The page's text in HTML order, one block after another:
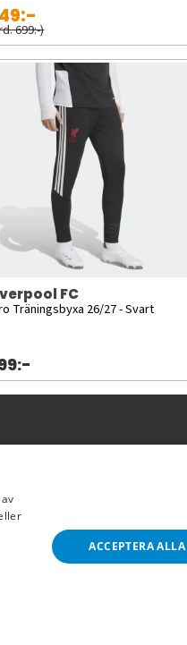
699:-)
FC
Träningsbyxa 26/27 - Svart
ACCEPTERA ALLA